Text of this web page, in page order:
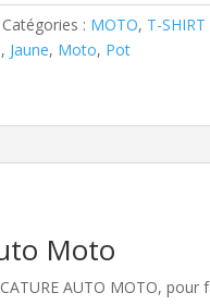
Catégories : MOTO, T-SHIRT
, Jaune, Moto, Pot
Moto
AUTO MOTO, pour